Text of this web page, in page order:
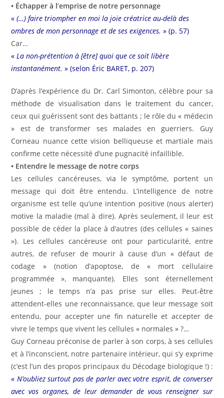
• Échapper à l’emprise de notre personnage
«(…) faire triompher en moi la joie créatrice au-delà des
ombres de mon personnage et de ses exigences. » (p. 57)
Car…
« La non-prétention à [être] quoi que ce soit libère
instantanément. » (selon Éric BARET, p. 207)
D’après l’expérience du Dr. Carl Simonton, célèbre pour sa
méthode de visualisation dans le traitement du cancer,
ceux qui guérissent sont des battants ; le rôle du « médecin
» est de transformer ses malades en guerriers. Guy
Corneau nuance cette vision belliqueuse et martiale mais
confirme cette nécessité d’une pugnacité infaillible.
• Entendre le message de notre corps
Les cellules cancéreuses, via le symptôme, portent un
message qui doit être entendu. L’intelligence de notre
organisme est telle qu’une intention positive (nous alerter)
motive la maladie (mal à dire). Après seulement, il leur est
possible de céder la place à d’autres (des cellules « saines
»). Les cellules cancéreuse ont pour particularité, entre
autres, de refuser de mourir à cause d’un « défaut de
codage » (notion d’apoptose, de « mort cellulaire
programmée », manquante). Elles sont éternellement
jeunes ; le temps n’a pas prise sur elles. Peut-être
attendent-elles une reconnaissance, que leur message soit
entendu, pour accepter une fin naturelle et accepter de
vivre le temps que vivent les cellules « normales » ?…
Guy Corneau préconise de parler à son corps, à ses cellules
et à l’inconscient, notre partenaire intérieur, qui s’y exprime
(c’est l’un des propos principaux du Décodage biologique !) :
« N’oubliez surtout pas de parler avec votre esprit, de converser
avec vos organes, de leur demander de vous renseigner sur